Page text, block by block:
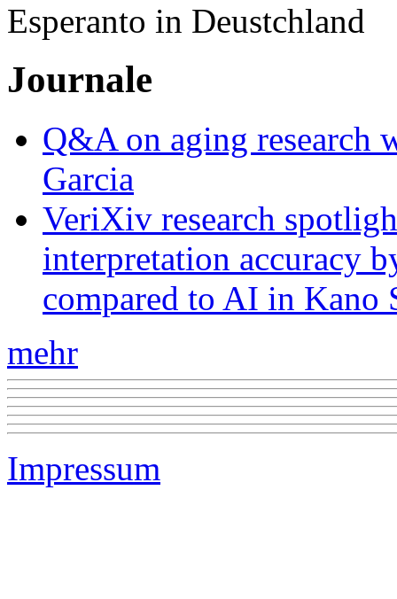
Esperanto in Deustchland
Journale
Q&A on aging research
Garcia
VeriXiv research
interpretation accuracy
compared to AI in Kano
mehr
Impressum